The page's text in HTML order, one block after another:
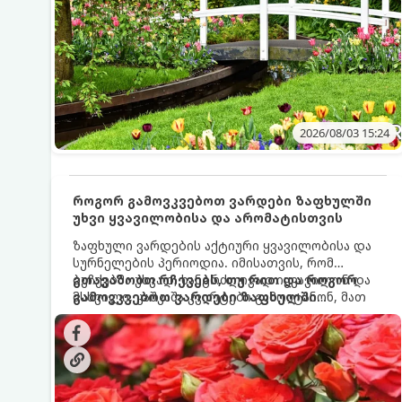
2026/08/03 15:24
როგორ გამოვკვებოთ ვარდები ზაფხულში
უხვი ყვავილობისა და არომატისთვის
ზაფხული ვარდების აქტიური ყვავილობისა და
სურნელების პერიოდია. იმისათვის, რომ
ბუჩქებმა უხვად, ხანგრძლივად იყვავილონ და
მსხვილი, კაშკაშა კვირტები გამოიტანონ, მათ
რეგულარული და სწორი გამოკვება
სჭირდებათ. ზაფხულის პერიოდში მცენარის
მოთხოვნილებები იცვლება, ამიტომ
მნიშვნელოვანია ვიცოდეთ, რომელი სასუქები
გამოიყენება ამ დროს.
გთავაზობთ რჩევებს, თუ რით და როგორ
გამოვკვებოთ ვარდები ზაფხულში
საუკეთესო შედეგის მისაღწევად: